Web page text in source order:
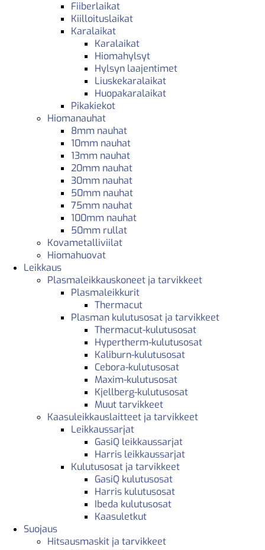
Fiiberlaikat
Kiilloituslaikat
Karalaikat
Karalaikat
Hiomahylsyt
Hylsyn laajentimet
Liuskekaralaikat
Huopakaralaikat
Pikakiekot
Hiomanauhat
8mm nauhat
10mm nauhat
13mm nauhat
20mm nauhat
30mm nauhat
50mm nauhat
75mm nauhat
100mm nauhat
50mm rullat
Kovametalliviilat
Hiomahuovat
Leikkaus
Plasmaleikkauskoneet ja tarvikkeet
Plasmaleikkurit
Thermacut
Plasman kulutusosat ja tarvikkeet
Thermacut-kulutusosat
Hypertherm-kulutusosat
Kaliburn-kulutusosat
Cebora-kulutusosat
Maxim-kulutusosat
Kjellberg-kulutusosat
Muut tarvikkeet
Kaasuleikkauslaitteet ja tarvikkeet
Leikkaussarjat
GasiQ leikkaussarjat
Harris leikkaussarjat
Kulutusosat ja tarvikkeet
GasiQ kulutusosat
Harris kulutusosat
Ibeda kulutusosat
Kaasuletkut
Suojaus
Hitsausmaskit ja tarvikkeet